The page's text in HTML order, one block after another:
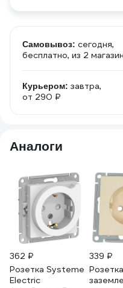
Самовывоз: сегодня,
бесплатно, из 2
Курьером: завтра,
от 290 ₽
Аналоги
362 ₽
Розетка Systeme
Electric
339 ₽